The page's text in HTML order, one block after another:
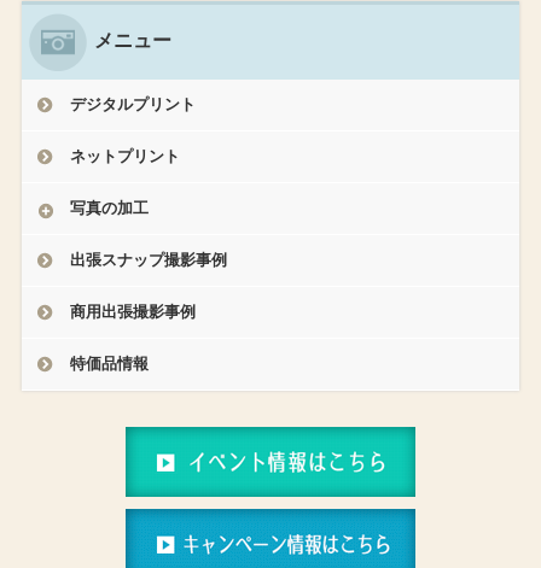
メニュー
デジタルプリント
ネットプリント
写真の加工
出張スナップ撮影事例
商用出張撮影事例
特価品情報